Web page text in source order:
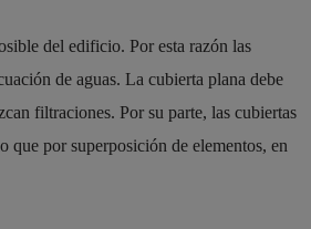
del edificio. Por esta razón las
de aguas. La cubierta plana debe
filtraciones. Por su parte, las cubiertas
que por superposición de elementos, en